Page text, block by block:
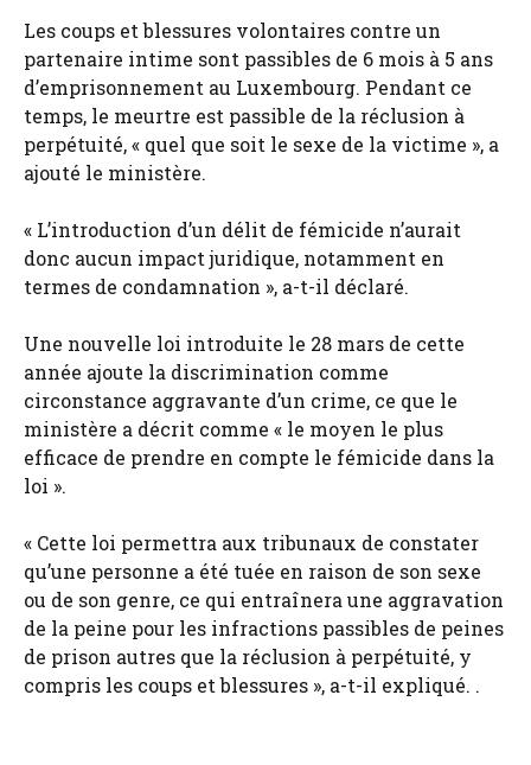
Les coups et blessures volontaires contre un
partenaire intime sont passibles de 6 mois à 5 ans
d’emprisonnement au Luxembourg. Pendant ce
temps, le meurtre est passible de la réclusion à
perpétuité, « quel que soit le sexe de la victime », a
ajouté le ministère.
« L’introduction d’un délit de fémicide n’aurait
donc aucun impact juridique, notamment en
termes de condamnation », a-t-il déclaré.
Une nouvelle loi introduite le 28 mars de cette
année ajoute la discrimination comme
circonstance aggravante d’un crime, ce que le
ministère a décrit comme « le moyen le plus
efficace de prendre en compte le fémicide dans la
loi ».
« Cette loi permettra aux tribunaux de constater
qu’une personne a été tuée en raison de son sexe
ou de son genre, ce qui entraînera une aggravation
de la peine pour les infractions passibles de peines
de prison autres que la réclusion à perpétuité, y
compris les coups et blessures », a-t-il expliqué. .